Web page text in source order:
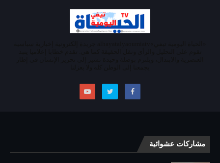
مشاركات عشوائية